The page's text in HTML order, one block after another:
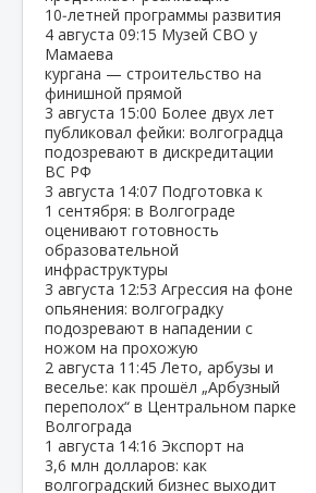
10‑летней программы развития
4 августа 09:15 Музей СВО у
Мамаева
кургана — строительство на
финишной прямой
3 августа 15:00 Более двух лет
публиковал фейки: волгоградца
подозревают в дискредитации
ВС РФ
3 августа 14:07 Подготовка к
1 сентября: в Волгограде
оценивают готовность
образовательной
инфраструктуры
3 августа 12:53 Агрессия на фоне
опьянения: волгоградку
подозревают в нападении с
ножом на прохожую
2 августа 11:45Лето, арбузы и
веселье: как прошёл „Арбузный
переполох“ в Центральном парке
Волгограда
1 августа 14:16 Экспорт на
3,6 млн долларов: как
волгоградский бизнес выходит